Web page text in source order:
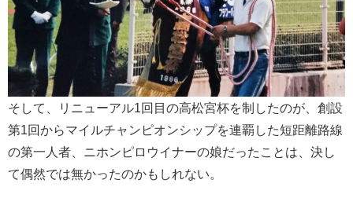
そして、リニューアル1回目の高松宮杯を制したのが、創設
第1回からマイルチャンピオンシップを連覇した短距離路線
の第一人者、ニホンピロウイナーの娘だったことは、決し
て偶然では無かったのかもしれない。